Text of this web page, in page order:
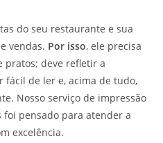
do seu restaurante e sua
vendas. Por isso, ele precisa
pratos; deve refletir a
fácil de ler e, acima de tudo,
Nosso serviço de impressão
pensado para atender a
excelência.